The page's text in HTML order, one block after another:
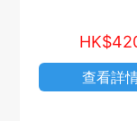
查看詳